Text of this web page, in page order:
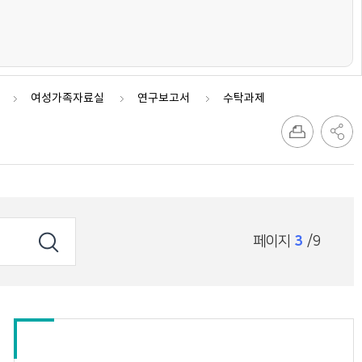
여성가족자료실 연구보고서 수탁과제
페이지 3 /9